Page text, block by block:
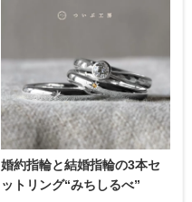
婚約指輪と結婚指輪の3本セ
ットリング“みちしるべ”